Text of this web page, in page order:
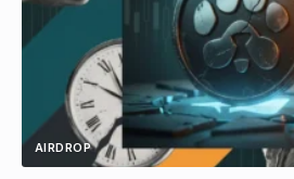
AIRDROP